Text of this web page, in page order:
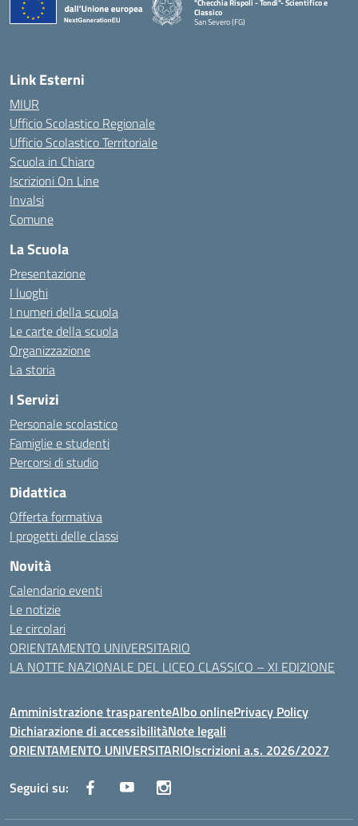
"Checchia Rispoli - Tondi"- Scientifico e
Classico
San Severo (FG)
Link Esterni
MIUR
Ufficio Scolastico Regionale
Ufficio Scolastico Territoriale
Scuola in Chiaro
Iscrizioni On Line
Invalsi
Comune
La Scuola
Presentazione
I luoghi
I numeri della scuola
Le carte della scuola
Organizzazione
La storia
I Servizi
Personale scolastico
Famiglie e studenti
Percorsi di studio
Didattica
Offerta formativa
I progetti delle classi
Novità
Calendario eventi
Le notizie
Le circolari
ORIENTAMENTO UNIVERSITARIO
LA NOTTE NAZIONALE DEL LICEO CLASSICO – XI EDIZIONE
Amministrazione trasparenteAlbo onlinePrivacy Policy
Dichiarazione di accessibilitàNote legali
ORIENTAMENTO UNIVERSITARIOIscrizioni a.s. 2026/2027
Seguici su: